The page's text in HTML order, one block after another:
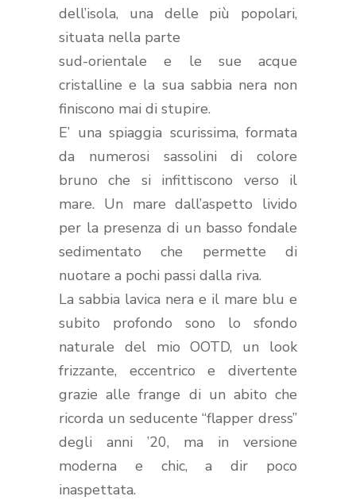
dell’isola, una delle più popolari,
situata nella parte
sud-orientale e le sue acque
cristalline e la sua sabbia nera non
finiscono mai di stupire.
E’ una spiaggia scurissima, formata
da numerosi sassolini di colore
bruno che si infittiscono verso il
mare. Un mare dall’aspetto livido
per la presenza di un basso fondale
sedimentato che permette di
nuotare a pochi passi dalla riva.
La sabbia lavica nera e il mare blu e
subito profondo sono lo sfondo
naturale del mio OOTD, un look
frizzante, eccentrico e divertente
grazie alle frange di un abito che
ricorda un seducente “flapper dress”
degli anni ’20, ma in versione
moderna e chic, a dir poco
inaspettata.